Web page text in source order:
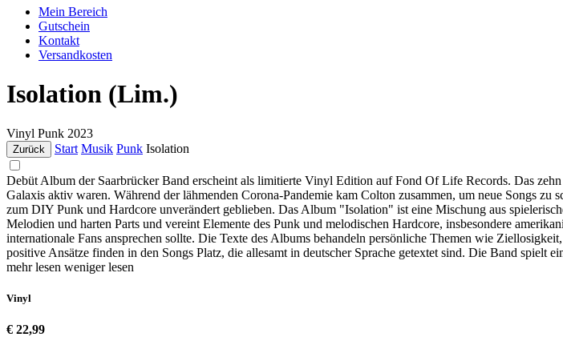
Mein Bereich
Gutschein
Kontakt
Versandkosten
Isolation (Lim.)
Vinyl Punk 2023
Zurück Start Musik Punk Isolation
Debüt Album der Saarbrücker Band erscheint als limitierte Vinyl Edition auf Fond Of Life Records. Das
Galaxis aktiv waren. Während der lähmenden Corona-Pandemie kam Colton zusammen, um neue Songs
zum DIY Punk und Hardcore unverändert geblieben. Das Album "Isolation" ist eine Mischung aus
Melodien und harten Parts und vereint Elemente des Punk und melodischen Hardcore, insbesondere
internationale Fans ansprechen sollte. Die Texte des Albums behandeln persönliche Themen wie
positive Ansätze finden in den Songs Platz, die allesamt in deutscher Sprache getextet sind. Die Band spielt
mehr lesen weniger lesen
Vinyl
€ 22,99